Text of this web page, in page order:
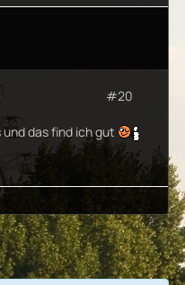
#20
das find ich gut